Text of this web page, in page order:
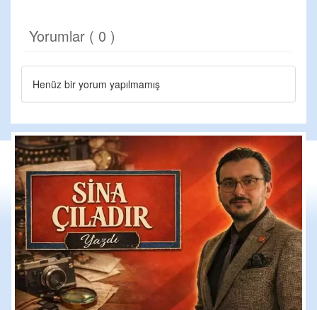
Yorumlar ( 0 )
Henüz bir yorum yapılmamış